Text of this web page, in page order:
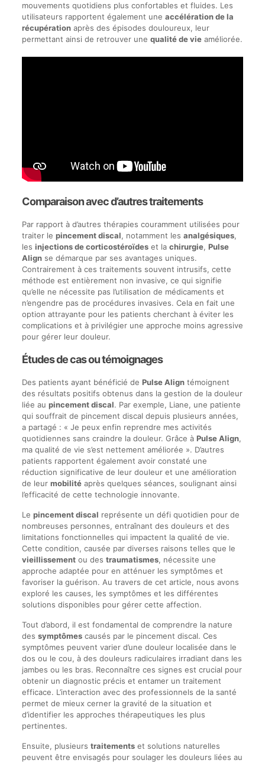
mouvements quotidiens plus confortables et fluides. Les
utilisateurs rapportent également une accélération de la
récupérationaprès des épisodes douloureux, leur
permettant ainsi de retrouver une qualité de vieaméliorée.
Comparaison avec d’autres traitements
Par rapport à d’autres thérapies couramment utilisées pour
traiter le pincement discal, notamment les analgésiques,
les injections de corticostéroïdeset la chirurgie, Pulse
Alignse démarque par ses avantages uniques.
Contrairement à ces traitements souvent intrusifs, cette
méthode est entièrement non invasive, ce qui signifie
qu’elle ne nécessite pas l’utilisation de médicaments et
n’engendre pas de procédures invasives. Cela en fait une
option attrayante pour les patients cherchant à éviter les
complications et à privilégier une approche moins agressive
pour gérer leur douleur.
Études de cas ou témoignages
Des patients ayant bénéficié de Pulse Aligntémoignent
des résultats positifs obtenus dans la gestion de la douleur
liée au pincement discal. Par exemple, Liane, une patiente
qui souffrait de pincement discal depuis plusieurs années,
a partagé : « Je peux enfin reprendre mes activités
quotidiennes sans craindre la douleur. Grâce à Pulse Align,
ma qualité de vie s’est nettement améliorée ». D’autres
patients rapportent également avoir constaté une
réduction significative de leur douleur et une amélioration
de leur mobilitéaprès quelques séances, soulignant ainsi
l’efficacité de cette technologie innovante.
Le pincement discal représente un défi quotidien pour de
nombreuses personnes, entraînant des douleurs et des
limitations fonctionnelles qui impactent la qualité de vie.
Cette condition, causée par diverses raisons telles que le
vieillissementou des traumatismes, nécessite une
approche adaptée pour en atténuer les symptômes et
favoriser la guérison. Au travers de cet article, nous avons
exploré les causes, les symptômes et les différentes
solutions disponibles pour gérer cette affection.
Tout d’abord, il est fondamental de comprendre la nature
des symptômescausés par le pincement discal. Ces
symptômes peuvent varier d’une douleur localisée dans le
dos ou le cou, à des douleurs radiculaires irradiant dans les
jambes ou les bras. Reconnaître ces signes est crucial pour
obtenir un diagnostic précis et entamer un traitement
efficace. L’interaction avec des professionnels de la santé
permet de mieux cerner la gravité de la situation et
d’identifier les approches thérapeutiques les plus
pertinentes.
Ensuite, plusieurs traitementset solutions naturelles
peuvent être envisagés pour soulager les douleurs liées au